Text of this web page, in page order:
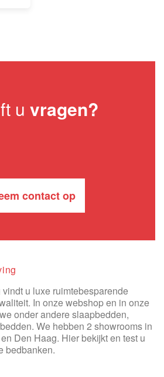
u vragen?
contact op
u luxe ruimtebesparende
In onze webshop en in onze
onder andere slaapbedden,
We hebben 2 showrooms in
Den Haag. Hier bekijkt en test u
bedbanken.